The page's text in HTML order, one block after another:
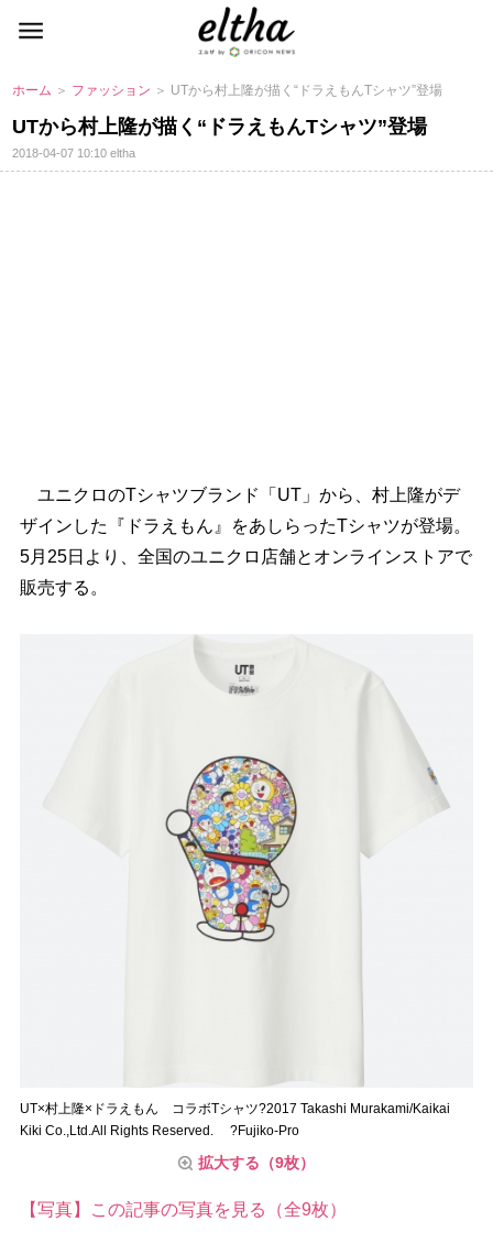
ホーム ＞ ファッション ＞ UTから村上隆が描く“ドラえもんTシャツ”登場
UTから村上隆が描く“ドラえもんTシャツ”登場
2018-04-07 10:10eltha
ユニクロのTシャツブランド「UT」から、村上隆がデ
ザインした『ドラえもん』をあしらったTシャツが登場。
5月25日より、全国のユニクロ店舗とオンラインストアで
販売する。
UT×村上隆×ドラえもん コラボTシャツ?2017 Takashi Murakami/Kaikai
Kiki Co.,Ltd.All Rights Reserved. ?Fujiko-Pro
拡大する（9枚）
【写真】この記事の写真を見る（全9枚）